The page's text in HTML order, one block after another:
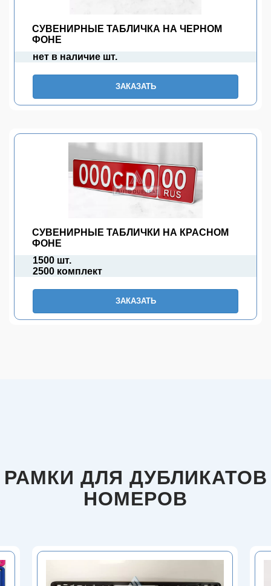
СУВЕНИРНЫЕ ТАБЛИЧКА НА ЧЕРНОМ
ФОНЕ
нет в наличие шт.
ЗАКАЗАТЬ
СУВЕНИРНЫЕ ТАБЛИЧКИ НА КРАСНОМ
ФОНЕ
1500 шт.
2500 комплект
ЗАКАЗАТЬ
РАМКИ ДЛЯ ДУБЛИКАТОВ
НОМЕРОВ